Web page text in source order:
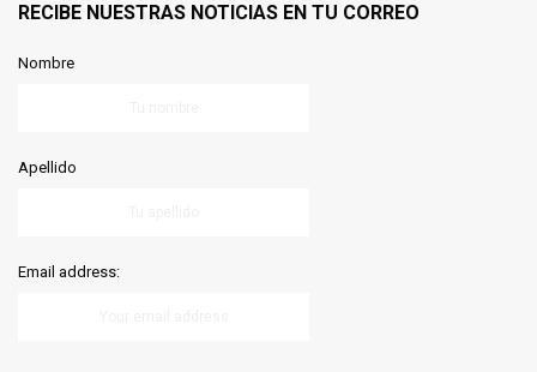
RECIBE NUESTRAS NOTICIAS EN TU CORREO
Nombre
Apellido
Email address: